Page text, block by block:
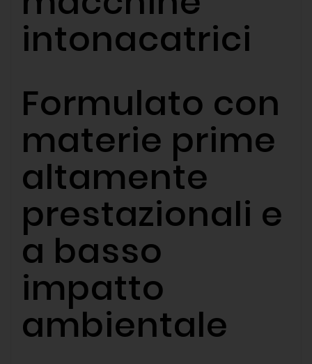
intonacatrici
Formulato con
materie prime
altamente
prestazionali e
a basso
impatto
ambientale